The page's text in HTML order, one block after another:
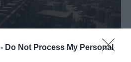
Do Not Process My Personal
rifugio degli incapaci: contro